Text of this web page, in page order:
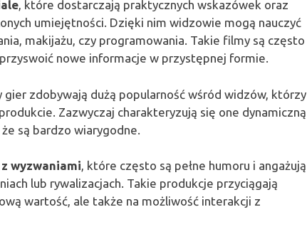
, które dostarczają praktycznych wskazówek oraz
umiejętności. Dzięki nim widzowie mogą nauczyć
makijażu, czy programowania. Takie filmy są często
nowe informacje w przystępnej formie.
zdobywają dużą popularność wśród widzów, którzy
Zazwyczaj charakteryzują się one dynamiczną
są bardzo wiarygodne.
wyzwaniami, które często są pełne humoru i angażują
lub rywalizacjach. Takie produkcje przyciągają
wartość, ale także na możliwość interakcji z